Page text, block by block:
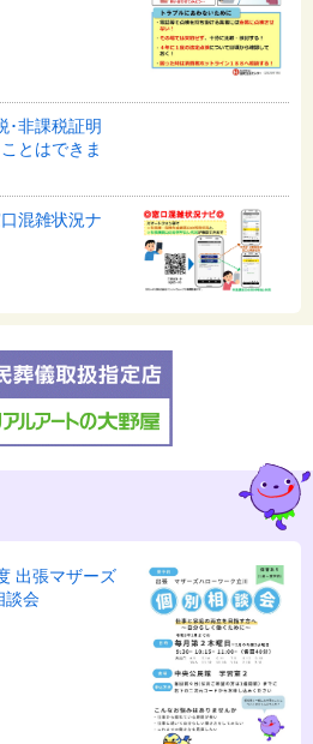
･非課税証明
とはできま
混雑状況ナ
出張マザーズ
談会